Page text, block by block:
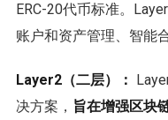
ERC-20代币标准。
账户和资产管理、智能
Layer2（二层）：
决方案， 旨在增强区块